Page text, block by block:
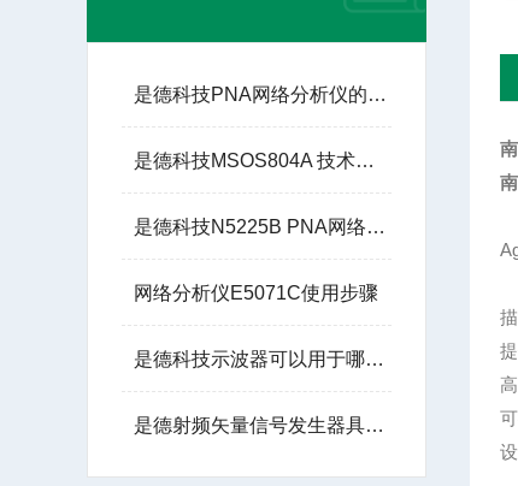
是德科技PNA网络分析仪的技术优势
是德科技MSOS804A 技术参数
是德科技N5225B PNA网络分析仪：高频与微波测试的基石
网络分析仪E5071C使用步骤
是德科技示波器可以用于哪些行业？
是德射频矢量信号发生器具备灵活的波形生成能力